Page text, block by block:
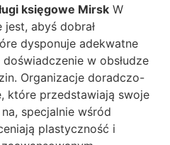
księgowe Mirsk W
abyś dobrał
dysponuje adekwatne
w obsłudze
Organizacje doradczo-
które przedstawiają swoje
specjalnie wśród
plastyczność i